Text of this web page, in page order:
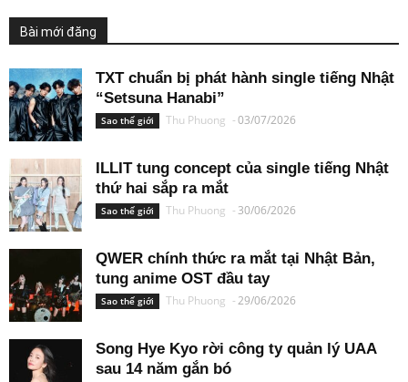
Bài mới đăng
TXT chuẩn bị phát hành single tiếng Nhật
“Setsuna Hanabi”
Sao thế giới Thu Phuong -03/07/2026
ILLIT tung concept của single tiếng Nhật
thứ hai sắp ra mắt
Sao thế giới Thu Phuong - 30/06/2026
QWER chính thức ra mắt tại Nhật Bản,
tung anime OST đầu tay
Sao thế giới Thu Phuong -29/06/2026
Song Hye Kyo rời công ty quản lý UAA
sau 14 năm gắn bó